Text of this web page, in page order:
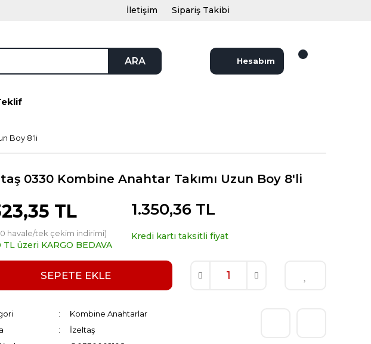
İletişim Sipariş Takibi
ARA Hesabım
Boy 8'li
0330 Kombine Anahtar Takımı Uzun Boy 8'li
TL
havale/tek çekim indirimi)
TL üzeri KARGO BEDAVA
1.350,36 TL
Kredi kartı taksitli fiyat
SEPETE EKLE
Kombine Anahtarlar
İzeltaş